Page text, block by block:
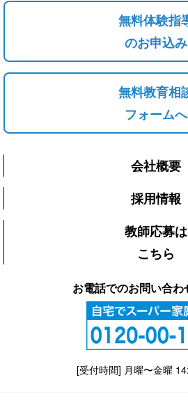
無料体験指
のお申込み
無料教育相
フォームへ
会社概要
採用情報
教師応募は
こちら
お電話でのお問い合わ
[受付時間] 月曜〜金曜